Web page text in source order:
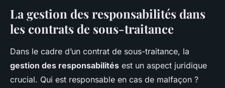
La gestion des responsabilités dans
les contrats de sous-traitance
Dans le cadre d’un contrat de sous-traitance, la
gestion des responsabilités est un aspect juridique
crucial. Qui est responsable en cas de malfaçon ?